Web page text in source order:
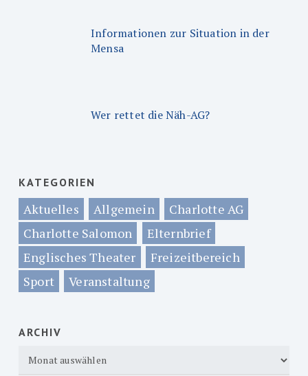
Informationen zur Situation in der
Mensa
Wer rettet die Näh-AG?
KATEGORIEN
Aktuelles Allgemein
Charlotte AG
Charlotte Salomon
Elternbrief
Englisches Theater
Freizeitbereich
Sport
Veranstaltung
ARCHIV
Archiv